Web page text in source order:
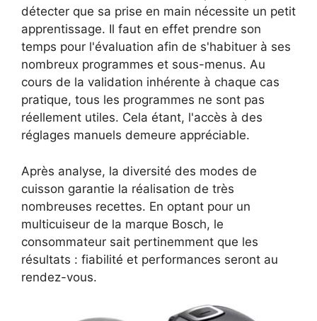
détecter que sa prise en main nécessite un petit
apprentissage. Il faut en effet prendre son
temps pour l'évaluation afin de s'habituer à ses
nombreux programmes et sous-menus. Au
cours de la validation inhérente à chaque cas
pratique, tous les programmes ne sont pas
réellement utiles. Cela étant, l'accès à des
réglages manuels demeure appréciable.
Après analyse, la diversité des modes de
cuisson garantie la réalisation de très
nombreuses recettes. En optant pour un
multicuiseur de la marque Bosch, le
consommateur sait pertinemment que les
résultats : fiabilité et performances seront au
rendez-vous.